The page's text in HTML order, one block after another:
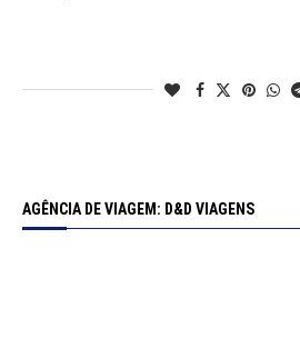
AGÊNCIA DE VIAGEM: D&D VIAGENS